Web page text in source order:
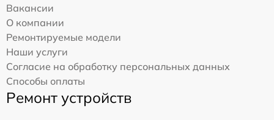
Вакансии
О компании
Ремонтируемые модели
Наши услуги
Согласие на обработку персональных данных
Способы оплаты
Ремонт устройств